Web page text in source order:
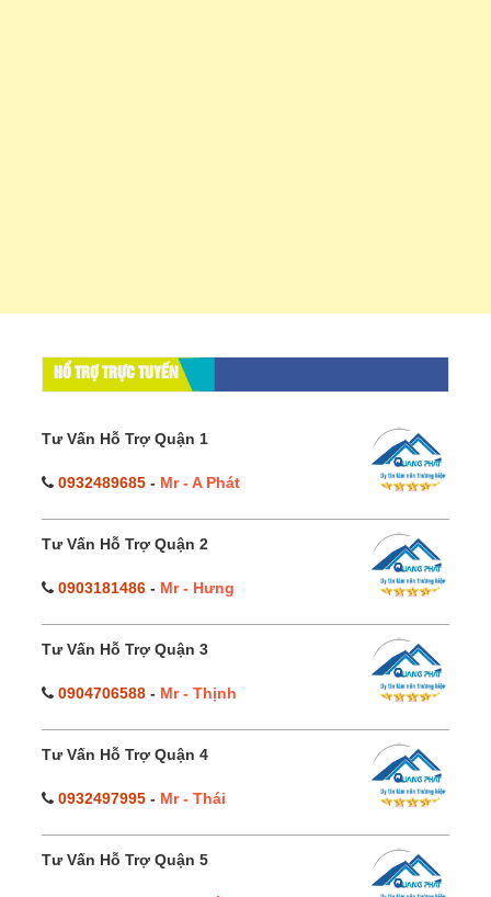
HỔ TRỢ TRỰC TUYẾN
Tư Vấn Hỗ Trợ Quận 1
0932489685 - Mr - A Phát
Tư Vấn Hỗ Trợ Quận 2
0903181486 - Mr - Hưng
Tư Vấn Hỗ Trợ Quận 3
0904706588 - Mr - Thịnh
Tư Vấn Hỗ Trợ Quận 4
0932497995 - Mr - Thái
Tư Vấn Hỗ Trợ Quận 5